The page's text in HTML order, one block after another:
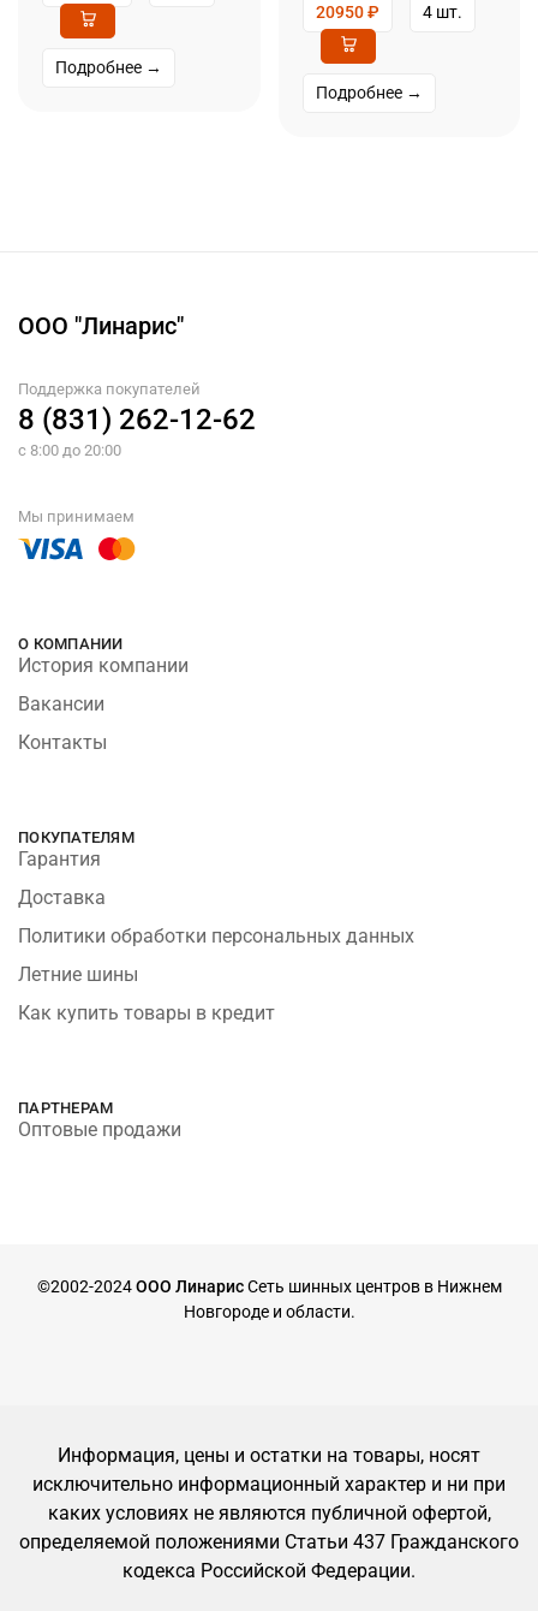
Подробнее →
20950₽ 4 шт.
Подробнее →
ООО "Линарис"
Поддержка покупателей
8 (831) 262-12-62
с 8:00 до 20:00
Мы принимаем
О КОМПАНИИ
История компании
Вакансии
Контакты
ПОКУПАТЕЛЯМ
Гарантия
Доставка
Политики обработки персональных данных
Летние шины
Как купить товары в кредит
ПАРТНЕРАМ
Оптовые продажи
©2002-2024ООО ЛинарисСеть шинных центров в Нижнем
Новгороде и области.
Информация, цены и остатки на товары, носят
исключительно информационный характер и ни при
каких условиях не являются публичной офертой,
определяемой положениями Статьи 437 Гражданского
кодекса Российской Федерации.